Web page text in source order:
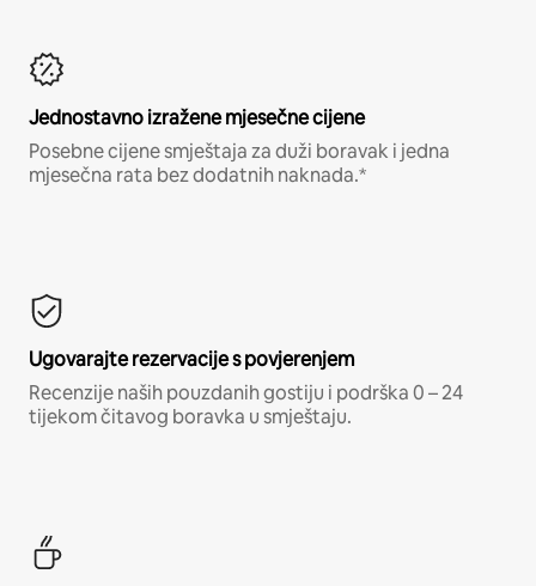
Jednostavno izražene mjesečne cijene
Posebne cijene smještaja za duži boravak i jedna
mjesečna rata bez dodatnih naknada.*
Ugovarajte rezervacije s povjerenjem
Recenzije naših pouzdanih gostiju i podrška 0 – 24
tijekom čitavog boravka u smještaju.